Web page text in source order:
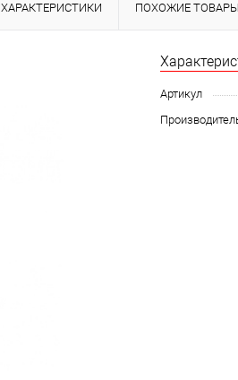
ХАРАКТЕРИСТИКИ ПОХОЖИЕ ТОВАРЫ
Артикул